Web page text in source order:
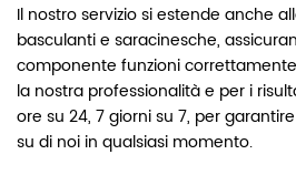
Il nostro servizio si estende anche
basculanti e saracinesche,
componente funzioni
la nostra professionalità e per i
ore su 24, 7 giorni su 7, per
su di noi in qualsiasi momento.